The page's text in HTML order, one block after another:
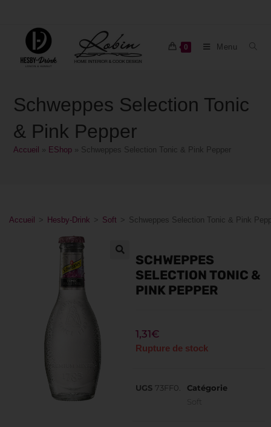
0 Menu
Schweppes Selection Tonic
& Pink Pepper
Accueil EShop Schweppes Selection Tonic & Pink Pepper
Accueil > Hesby-Drink > Soft > Schweppes Selection Tonic & Pink
SCHWEPPES
SELECTION TONIC &
PINK PEPPER
1,31€
Rupture de stock
UGS 73FF0.
Catégorie
Soft